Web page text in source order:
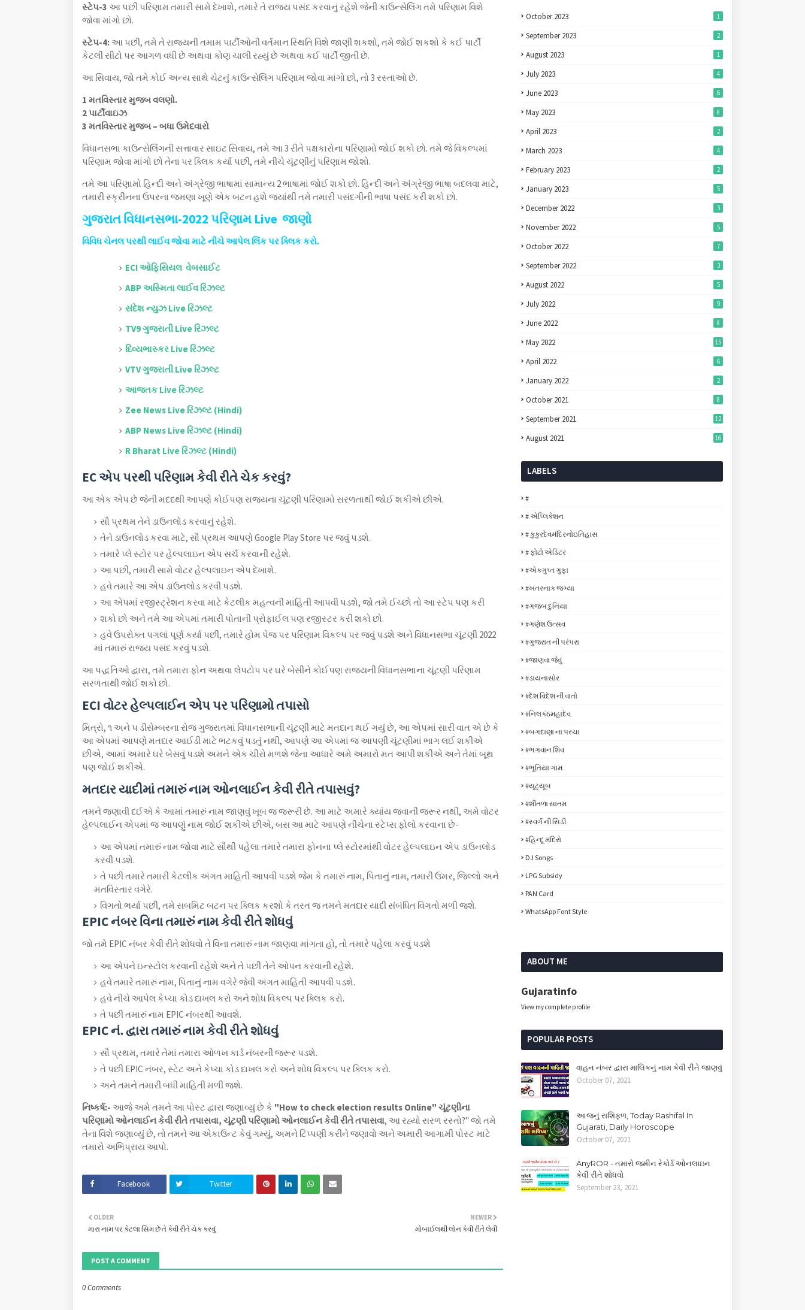
સ્ટેપ-3 આ પછી પરિણામ તમારી સામે દેખાશે, તમારે તે રાજ્ય પસંદ કરવાનું રહેશે જેની કાઉન્સેલિંગ તમે પરિણામ વિશે
જોવા માંગો છો.
સ્ટેપ-4: આ પછી, તમે તે રાજ્યની તમામ પાર્ટીઓની વર્તમાન સ્થિતિ વિશે જાણી શકશો, તમે જોઈ શકશો કે કઈ પાર્ટી
કેટલી સીટો પર આગળ વધી છે અથવા કોણ ચાલી રહ્યું છે અથવા કઈ પાર્ટી જીતી છે.
આ સિવાય, જો તમે કોઈ અન્ય સાથે ચેટનું કાઉન્સેલિંગ પરિણામ જોવા માંગો છો, તો 3 રસ્તાઓ છે.
1 મતવિસ્તાર મુજબ વલણો.
2 પાર્ટીવાઇઝ
3 મતવિસ્તાર મુજબ – બધા ઉમેદવારો
વિધાનસભા કાઉન્સેલિંગની સત્તાવાર સાઇટ સિવાય, તમે આ 3 રીતે પક્ષકારોના પરિણામો જોઈ શકો છો. તમે જે વિકલ્પમાં
પરિણામ જોવા માંગો છો તેના પર ક્લિક કર્યા પછી, તમે નીચે ચૂંટણીનું પરિણામ જોશો.
તમે આ પરિણામો હિન્દી અને અંગ્રેજી ભાષામાં સામાન્ય 2 ભાષામાં જોઈ શકો છો. હિન્દી અને અંગ્રેજી ભાષા બદલવા માટે,
તમારી સ્ક્રીનના ઉપરના જમણા ખૂણે એક બટન હશે જ્યાંથી તમે તમારી પસંદગીની ભાષા પસંદ કરી શકો છો.
ગુજરાત વિધાનસભા-2022 પરિણામ Live જાણો
વિવિધ ચેનલ પરથી લાઈવ જોવા માટે નીચે આપેલ લિંક પર ક્લિક કરો.
ECI ઓફિસિયલ વેબસાઈટ
ABP અસ્મિતા લાઈવ રિઝલ્ટ
સંદેશ ન્યુઝ Live રિઝલ્ટ
TV9 ગુજરાતી Live રિઝલ્ટ
દિવ્યભાસ્કર Live રિઝલ્ટ
VTV ગુજરાતી Live રિઝલ્ટ
આજતક Live રિઝલ્ટ
Zee News Live રિઝલ્ટ (Hindi)
ABP News Live રિઝલ્ટ (Hindi)
R Bharat Live રિઝલ્ટ (Hindi)
EC એપ પરથી પરિણામ કેવી રીતે ચેક કરવું?
આ એક એપ છે જેની મદદથી આપણે કોઈપણ રાજ્યના ચૂંટણી પરિણામો સરળતાથી જોઈ શકીએ છીએ.
સૌ પ્રથમ તેને ડાઉનલોડ કરવાનું રહેશે.
તેને ડાઉનલોડ કરવા માટે, સૌ પ્રથમ આપણે Google Play Store પર જવું પડશે.
તમારે પ્લે સ્ટોર પર હેલ્પલાઇન એપ સર્ચ કરવાની રહેશે.
આ પછી, તમારી સામે વોટર હેલ્પલાઇન એપ દેખાશે.
હવે તમારે આ એપ ડાઉનલોડ કરવી પડશે.
આ એપમાં રજીસ્ટ્રેશન કરવા માટે કેટલીક મહત્વની માહિતી આપવી પડશે, જો તમે ઈચ્છો તો આ સ્ટેપ પણ કરી
શકો છો અને તમે આ એપમાં તમારી પોતાની પ્રોફાઈલ પણ રજીસ્ટર કરી શકો છો.
હવે ઉપરોક્ત પગલાં પૂર્ણ કર્યા પછી, તમારે હોમ પેજ પર પરિણામ વિકલ્પ પર જવું પડશે અને વિધાનસભા ચૂંટણી 2022
માં તમારું રાજ્ય પસંદ કરવું પડશે.
આ પદ્ધતિઓ દ્વારા, તમે તમારા ફોન અથવા લેપટોપ પર ઘરે બેસીને કોઈપણ રાજ્યની વિધાનસભાના ચૂંટણી પરિણામ
સરળતાથી જોઈ શકો છો.
ECI વોટર હેલ્પલાઈન એપ પર પરિણામો તપાસો
મિત્રો, ૧ અને ૫ ડીસેમ્બરના રોજ ગુજરાતમાં વિધાનસભાની ચૂંટણી માટે મતદાન થઈ ગયું છે, આ એપમાં સારી વાત એ છે કે
આ એપમાં આપણે મતદાર આઈડી માટે ભટકવું પડતું નથી, આપણે આ એપમાં જ આપણી ચૂંટણીમાં ભાગ લઈ શકીએ
છીએ, આમાં અમારે ઘરે બેસવું પડશે અમને એક ચીરો મળશે જેના આધારે અમે અમારો મત આપી શકીએ અને તેમાં બૂથ
પણ જોઈ શકીએ.
મતદાર યાદીમાં તમારું નામ ઓનલાઈન કેવી રીતે તપાસવું?
તમને જણાવી દઈએ કે આમાં તમારું નામ જાણવું ખૂબ જ જરૂરી છે. આ માટે અમારે ક્યાંય જવાની જરૂર નથી, અમે વોટર
હેલ્પલાઈન એપમાં જ આપણું નામ જોઈ શકીએ છીએ, બસ આ માટે આપણે નીચેના સ્ટેપ્સ ફોલો કરવાના છે-
આ એપમાં તમારું નામ જોવા માટે સૌથી પહેલા તમારે તમારા ફોનના પ્લે સ્ટોરમાંથી વોટર હેલ્પલાઇન એપ ડાઉનલોડ
કરવી પડશે.
તે પછી તમારે તમારી કેટલીક અંગત માહિતી આપવી પડશે જેમ કે તમારું નામ, પિતાનું નામ, તમારી ઉંમર, જિલ્લો અને
મતવિસ્તાર વગેરે.
વિગતો ભર્યા પછી, તમે સબમિટ બટન પર ક્લિક કરશો કે તરત જ તમને મતદાર યાદી સંબંધિત વિગતો મળી જશે.
EPIC નંબર વિના તમારું નામ કેવી રીતે શોધવું
જો તમે EPIC નંબર કેવી રીતે શોધવો તે વિના તમારું નામ જાણવા માંગતા હો, તો તમારે પહેલા કરવું પડશે
આ એપને ઇન્સ્ટોલ કરવાની રહેશે અને તે પછી તેને ઓપન કરવાની રહેશે.
હવે તમારે તમારું નામ, પિતાનું નામ વગેરે જેવી અંગત માહિતી આપવી પડશે.
હવે નીચે આપેલ કેપ્ચા કોડ દાખલ કરો અને શોધ વિકલ્પ પર ક્લિક કરો.
તે પછી તમારું નામ EPIC નંબરથી આવશે.
EPIC નં. દ્વારા તમારું નામ કેવી રીતે શોધવું
સૌ પ્રથમ, તમારે તેમાં તમારા ઓળખ કાર્ડ નંબરની જરૂર પડશે.
તે પછી EPIC નંબર, સ્ટેટ અને કેપ્ચા કોડ દાખલ કરો અને શોધ વિકલ્પ પર ક્લિક કરો.
અને તમને તમારી બધી માહિતી મળી જશે.
નિષ્કર્ષ:- આજે અમે તમને આ પોસ્ટ દ્વારા જણાવ્યું છે કે "How to check election results Online" ચૂંટણીના
પરિણામો ઓનલાઈન કેવી રીતે તપાસવા, ચૂંટણી પરિણામો ઓનલાઈન કેવી રીતે તપાસવા, આ રહ્યો સરળ રસ્તો?" જો તમે
તેના વિશે જણાવ્યું છે, તો તમને આ એકાઉન્ટ કેવું ગમ્યું, અમને ટિપ્પણી કરીને જણાવો અને અમારી આગામી પોસ્ટ માટે
તમારો અભિપ્રાય આપો.
Facebook Twitter
NEWER
મોબાઈલથી લોન કેવી રીતે લેવી
OLDER
મારા નામ પર કેટલા સિમ છે તે કેવી રીતે ચેક કરવું
POST A COMMENT
0 Comments
October 2023 1
September 2023 2
August 2023 1
July 2023 4
June 2023 6
May 2023 8
April 2023 2
March 2023 4
February 2023 2
January 2023 5
December 2022 3
November 2022 5
October 2022 7
September 2022 3
August 2022 5
July 2022 9
June 2022 8
May 2022 15
April 2022 6
January 2022 2
October 2021 8
September 2021 12
August 2021 16
LABELS
#
# એપ્લિકેશન
# કુકુરદેવમંદિરનોઇતિહાસ
# ફોટો એડિટર
#એકગુપ્ત ગુફા
#ખતરનાક જગ્યા
#ગજબ દુનિયા
#ગણેશ ઉત્સવ
#ગુજરાત ની પરંપરા
#જાણવા જેવું
#ડાયનાસોર
#દેશ વિદેશ ની વાતો
#નિલકંઠમહાદેવ
#બગદાણા ના પરચા
#ભગવાન શિવ
#ભૂતિયા ગામ
#યૂટ્યૂબ
#શીતળા સાતમ
#સ્વર્ગ ની સિડી
#હિન્દૂ મંદિરો
DJ Songs
LPG Subsidy
PAN Card
WhatsApp Font Style
ABOUT ME
Gujaratinfo
View my complete profile
POPULAR POSTS
વાહન નંબર દ્વારા માલિકનું નામ કેવી રીતે જાણવું
October 07, 2021
આજનું રાશિફળ, Today Rashifal In
Gujarati, Daily Horoscope
October 07, 2021
AnyROR - તમારો જમીન રેકોર્ડ ઓનલાઇન
કેવી રીતે શોધવો
September 23, 2021